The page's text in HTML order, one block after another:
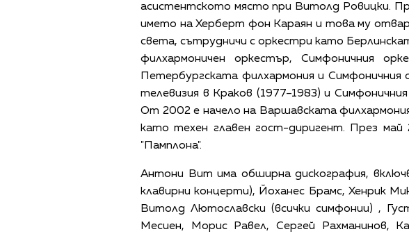
асистентското място при Витолд Ровицки.
името на Херберт фон Караян и това му
света, сътрудничи с оркестри като
филхармоничен оркестър, Симфоничния
Петербургската филхармония и
телевизия в Краков (1977–1983) и
От 2002 е начело на Варшавската
като техен главен гост-диригент. През май
"Памплона".
Антони Вит има обширна дискография,
клавирни концерти), Йоханес Брамс, Хенрик
Витолд Лютославски (всички симфонии) ,
Месиен, Морис Равел, Сергей Рахманинов,